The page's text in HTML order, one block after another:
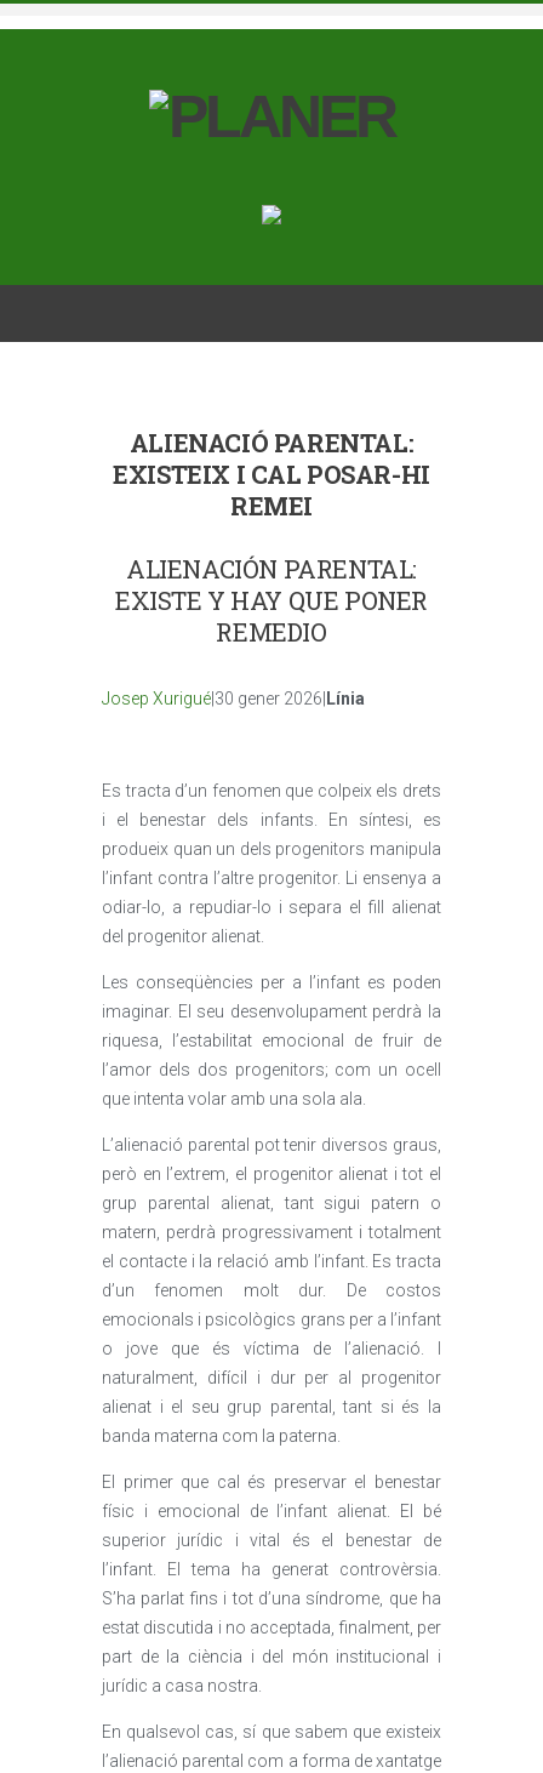
ALIENACIÓ PARENTAL:
EXISTEIX I CAL POSAR-HI
REMEI
ALIENACIÓN PARENTAL:
EXISTE Y HAY QUE PONER
REMEDIO
Josep Xurigué |30 gener 2026| Línia
Es tracta d’un fenomen que colpeix els drets
i el benestar dels infants. En síntesi, es
produeix quan un dels progenitors manipula
l’infant contra l’altre progenitor. Li ensenya a
odiar-lo, a repudiar-lo i separa el fill alienat
del progenitor alienat.
Les conseqüències per a l’infant es poden
imaginar. El seu desenvolupament perdrà la
riquesa, l’estabilitat emocional de fruir de
l’amor dels dos progenitors; com un ocell
que intenta volar amb una sola ala.
L’alienació parental pot tenir diversos graus,
però en l’extrem, el progenitor alienat i tot el
grup parental alienat, tant sigui patern o
matern, perdrà progressivament i totalment
el contacte i la relació amb l’infant. Es tracta
d’un fenomen molt dur. De costos
emocionals i psicològics grans per a l’infant
o jove que és víctima de l’alienació. I
naturalment, difícil i dur per al progenitor
alienat i el seu grup parental, tant si és la
banda materna com la paterna.
El primer que cal és preservar el benestar
físic i emocional de l’infant alienat. El bé
superior jurídic i vital és el benestar de
l’infant. El tema ha generat controvèrsia.
S’ha parlat fins i tot d’una síndrome, que ha
estat discutida i no acceptada, finalment, per
part de la ciència i del món institucional i
jurídic a casa nostra.
En qualsevol cas, sí que sabem que existeix
l’alienació parental com a forma de xantatge